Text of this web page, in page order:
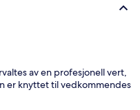
av en profesjonell vert,
er knyttet til vedkommendes